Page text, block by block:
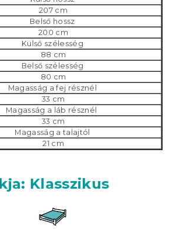
207 cm
Belső hossz
200 cm
Külső szélesség
88 cm
Belső szélesség
80 cm
Magasság a fej résznél
33 cm
Magasság a láb résznél
33 cm
Magasság a talajtól
21 cm
Klasszikus